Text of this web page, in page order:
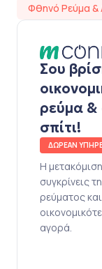
Φθηνό Ρεύμα &
Σου
ρεύμα &
σπίτι!
ΔΩΡΕΑΝ
Η μετακόμιση
συγκρίνεις
ρεύματος
αγορά.